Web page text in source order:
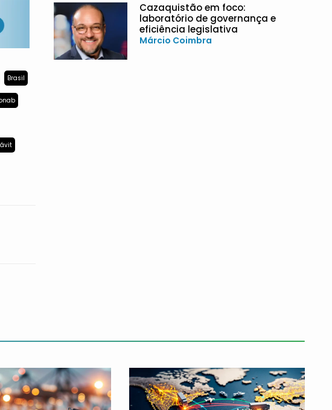
Brasil
Cazaquistão em foco:
laboratório de governança e
eficiência legislativa
Márcio Coimbra